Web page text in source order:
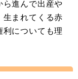
ら進んで出産や
まれてくる赤
についても理